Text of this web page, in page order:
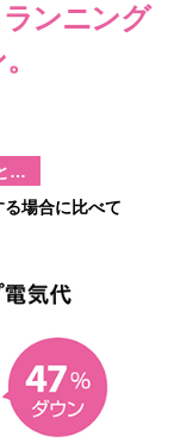
ンニング
…
場合に比べて